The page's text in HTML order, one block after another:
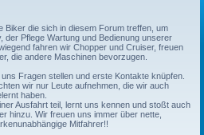
Biker die sich in diesem Forum treffen, um
der Pflege Wartung und Bedienung unserer
fahren wir Chopper und Cruiser, freuen
die andere Maschinen bevorzugen.
Fragen stellen und erste Kontakte knüpfen.
wir nur Leute aufnehmen, die wir auch
haben.
Ausfahrt teil, lernt uns kennen und stoßt auch
hinzu. Wir freuen uns immer über nette,
Mitfahrer!!